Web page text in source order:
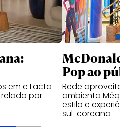
em e Lacta
por
Pop ao
Rede aproveita
ambienta Méqui
estilo e
sul-coreana